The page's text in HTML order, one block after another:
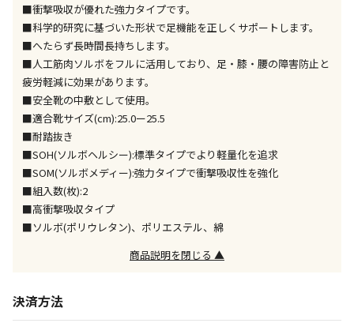
特定の店舗のみで受取ができる商品です（宅配便での
お届けができません）
※同時購入の商品は、全て同じ店舗での受取となりま
す
委託業者によりお届けする商品です
※ほか商品との同時購入はできません。お手数です
が、ご購入手続きを分けてお買い求めください
※電話注文はできません。
宅配のみでお届けする商品です（店舗受取は選択でき
ません）
※「宅配・店舗受取」「宅配のみ」マークの商品のみ
同時購入が可能です
午前9時までのご注文確定した商品については、当日に
■衝撃吸収が優れた強力タイプです。
■科学的研究に基づいた形状で足機能を正しくサポートします。
■へたらず長時間長持ちします。
■人工筋肉ソルボをフルに活用しており、足・膝・腰の障害防止と
疲労軽減に効果があります。
■安全靴の中敷として使用。
■適合靴サイズ(cm):25.0ー25.5
■耐踏抜き
■SOH(ソルボヘルシー):標準タイプでより軽量化を追求
■SOM(ソルボメディー):強力タイプで衝撃吸収性を強化
■組入数(枚):2
■高衝撃吸収タイプ
■ソルボ(ポリウレタン)、ポリエステル、綿
商品説明を閉じる ▲
決済方法